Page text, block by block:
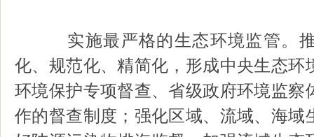
实施最严格的生态环境监管。推
化、规范化、精简化，形成中央生态环
环境保护专项督查、省级政府环境监察
作的督查制度；强化区域、流域、海域